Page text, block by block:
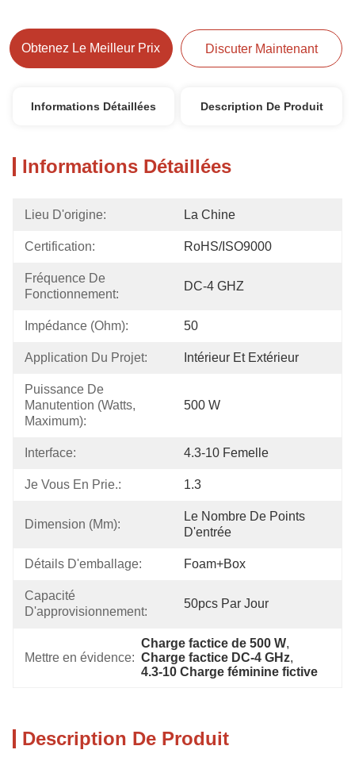
Obtenez Le Meilleur Prix Discuter Maintenant
Informations Détaillées Description De Produit
Informations Détaillées
Lieu D'origine: La Chine
Certification: RoHS/ISO9000
Fréquence De
Fonctionnement:
DC-4 GHZ
Impédance (Ohm): 50
Application Du Projet: Intérieur Et Extérieur
Puissance De
Manutention (watts,
Maximum):
500 W
Interface: 4.3-10 Femelle
Je Vous En Prie.: 1.3
Dimension (mm):
Le Nombre De Points
D'entrée
Détails D'emballage: Foam+box
Capacité
D'approvisionnement:
50pcs Par Jour
Mettre en évidence:
Charge factice de 500 W,
Charge factice DC-4 GHz,
4.3-10 Charge féminine fictive
Description De Produit